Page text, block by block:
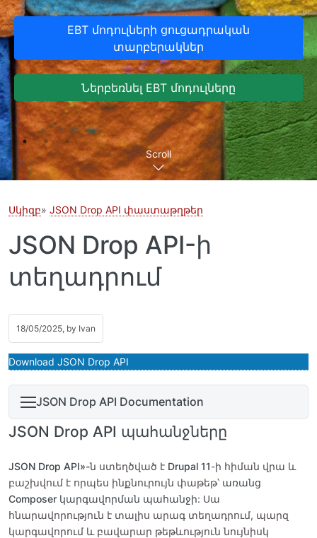
EBT մոդուլների ցուցադրական
տարբերակներ
Ներբեռնել EBT մոդուլները
Scroll
Սկիզբ JSON Drop API փաստաթղթեր
JSON Drop API-ի
տեղադրում
18/05/2025, by Ivan
Download JSON Drop API
JSON Drop API Documentation
JSON Drop API պահանջները
JSON Drop API»-ն ստեղծված է Drupal 11-ի հիման վրա և
բաշխվում է որպես ինքնուրույն փաթեթ՝ առանց
Composer կարգավորման պահանջի: Սա
հնարավորություն է տալիս արագ տեղադրում, պարզ
կարգավորում և բավարար թեթևություն նույնիսկ